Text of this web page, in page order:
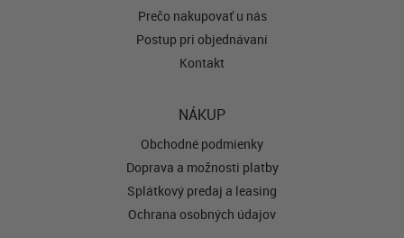
Prečo nakupovať u nás
Postup pri objednávaní
Kontakt
NÁKUP
Obchodné podmienky
Doprava a možnosti platby
Splátkový predaj a leasing
Ochrana osobných údajov